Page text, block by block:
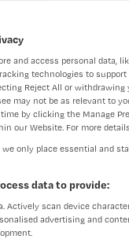
op met die
and access personal data,
technologies to
Reject All or
may not be as relevant to
by clicking the Manage
our Website. For more
only place essential and
data to provide:
Actively scan device
advertising and